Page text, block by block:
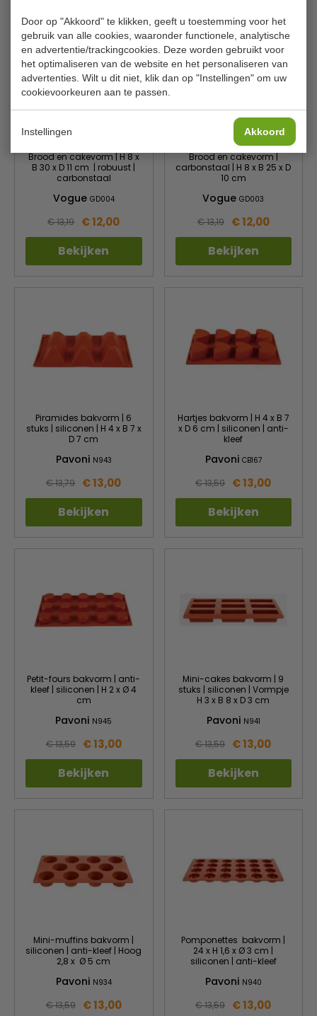
Door op "Akkoord" te klikken, geeft u toestemming voor het
gebruik van alle cookies, waaronder functionele, analytische
en advertentie/trackingcookies. Deze worden gebruikt voor
het optimaliseren van de website en het personaliseren van
advertenties. Wilt u dit niet, klik dan op "Instellingen" om uw
cookievoorkeuren aan te passen.
Instellingen Akkoord
Brood en cakevorm | H 8 x
B 30 x D 11 cm | robuust |
carbonstaal
Vogue GD004
€ 13,19 € 12,00
Bekijken
Brood en cakevorm |
carbonstaal | H 8 x B 25 x D
10 cm
VogueGD003
€ 13,19 € 12,00
Bekijken
Piramides bakvorm | 6
stuks | siliconen | H 4 x B 7 x
D 7 cm
Pavoni N943
€ 13,79 € 13,00
Bekijken
Hartjes bakvorm | H 4 x B 7
x D 6 cm | siliconen | anti-
kleef
Pavoni CB167
€ 13,59 € 13,00
Bekijken
Petit-fours bakvorm | anti-
kleef | siliconen | H 2 x Ø 4
cm
Pavoni N945
€ 13,59 € 13,00
Bekijken
Mini-cakes bakvorm | 9
stuks | siliconen | Vormpje
H 3 x B 8 x D 3 cm
Pavoni N941
€ 13,59 € 13,00
Bekijken
Mini-muffins bakvorm |
siliconen | anti-kleef | Hoog
2,8 x Ø 5 cm
Pavoni N934
€ 13,59 € 13,00
Pomponettes bakvorm |
24 x H 1,6 x Ø 3 cm |
siliconen | anti-kleef
Pavoni N940
€ 13,59 € 13,00